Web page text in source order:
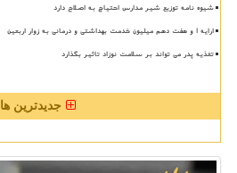
شیوه نامه توزیع شیر مدارس احتیاج به اصلاح دارد
ارایه ۱ و هفت دهم میلیون خدمت بهداشتی و درمانی به زوار اربعین
تغذیه پدر می تواند بر سلامت نوزاد تاثیر بگذارد
جدیدترین ها